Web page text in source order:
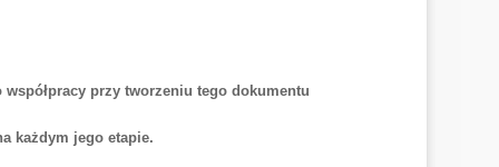
współpracy przy tworzeniu tego dokumentu
każdym jego etapie.